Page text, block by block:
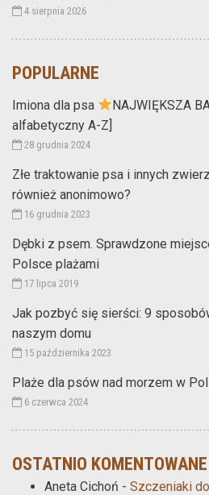
4 sierpnia 2026
POPULARNE
Imiona dla psa
NAJWIĘKSZA
alfabetyczny A-Z]
28 grudnia 2024
Złe traktowanie psa i innych
również anonimowo?
16 grudnia 2023
Dębki z psem. Sprawdzone
Polsce plażami
17 lipca 2019
Jak pozbyć się sierści: 9
naszym domu
15 października 2023
Plaże dla psów nad morzem w
6 czerwca 2024
OSTATNIO KOMENTOWANE
Aneta Cichoń - Szczeniaki